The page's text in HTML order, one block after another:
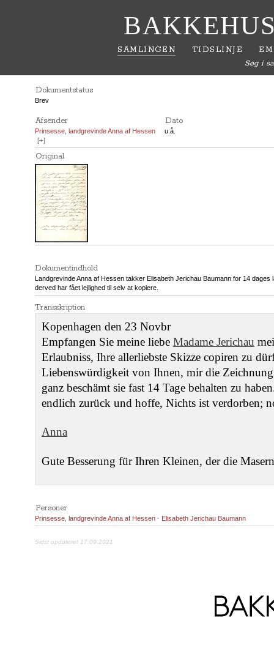
SAMLINGEN TIDSLINJE
Søg i
Dokumentstatus
Brev
Afsender Dato
Prinsesse, landgrevinde Anna af Hessen
[+]
u.å.
Original
Dokumentindhold
Landgrevinde Anna af Hessen takker Elisabeth Jerichau Baumann for 14 dages
derved har fået lejlighed til selv at kopiere.
Transskription
Kopenhagen den 23 Novbr
Empfangen Sie meine liebe Madame Jerichau
Erlaubniss, Ihre allerliebste Skizze copiren zu
Liebenswürdigkeit von Ihnen, mir die
ganz beschämt sie fast 14 Tage behalten zu
endlich zurück und hoffe, Nichts ist verdorben;
Anna
Gute Besserung für Ihren Kleinen, der die
Personer
Prinsesse, landgrevinde Anna af Hessen · Elisabeth Jerichau Baumann
Sidst opdateret 17.09.2021